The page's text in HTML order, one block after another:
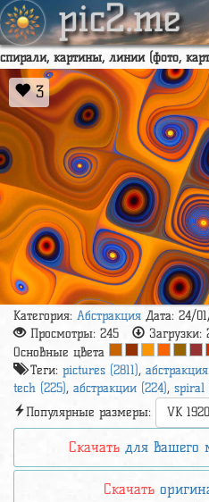
pic2.me
спирали, картины, линии (фото,
3
Категория: Абстракция Дата: 24/
Просмотры: 245 Загрузки:
Основные цвета
Теги: pictures (2811), абстракция
tech (225), абстракции (224), spiral
Популярные размеры:
VK
Скачать для вашего
Скачать